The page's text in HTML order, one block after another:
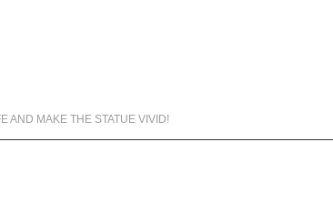
AND MAKE THE STATUE VIVID!